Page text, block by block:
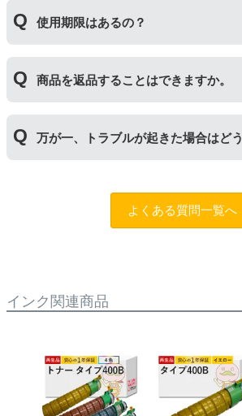
トナーとドラムはそれぞれ印字でき
により使用できなくなった場合は、
しいものに交換してください。
一部型番は、純正品より多く印刷が
ジナルの【特別増量版】もございま
使用期限はあるの？
サイクルトナー/ドラムに限り、レビ
くことで保証期間が2年に延長されま
保証期間の2年以内に使い切るよう
商品を返品することはできますか。
用未開封の場合であっても対応する
ご購入前に商品の型番などをよくご
ますので、お手数ですが当店までお
万が一、トラブルが起きた場合はど
問合フォーム
ふたつの保証」を設けてお
よくある質問一覧へ
インク関連商品